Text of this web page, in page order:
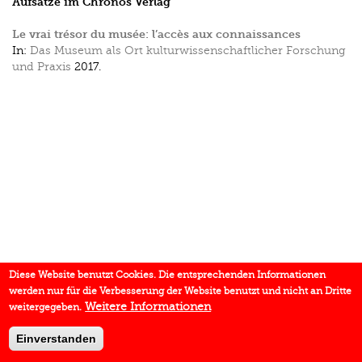
Le vrai trésor du musée: l’accès aux connaissances
In: Das Museum als Ort kulturwissenschaftlicher Forschung
und Praxis 2017.
Diese Website benutzt Cookies. Die entsprechenden Informationen
werden nur für die Verbesserung der Website benutzt und nicht an Dritte
weitergegeben. Weitere Informationen
Einverstanden